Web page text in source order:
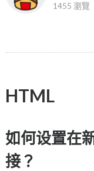
1455 瀏覽
HTML
如何设置在
接？